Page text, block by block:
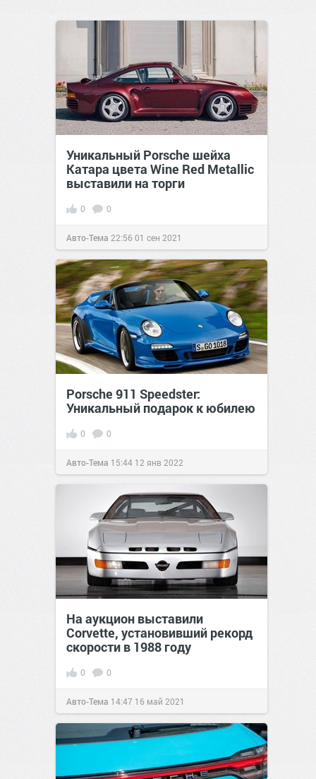
Уникальный Porsche шейха
Катара цвета Wine Red Metallic
выставили на торги
0 0
Авто-Тема 22:5601 сен 2021
Porsche 911 Speedster:
Уникальный подарок к юбилею
0 0
Авто-Тема 15:44 12 янв 2022
На аукцион выставили
Corvette, установивший рекорд
скорости в 1988 году
0 0
Авто-Тема 14:47 16 май 2021